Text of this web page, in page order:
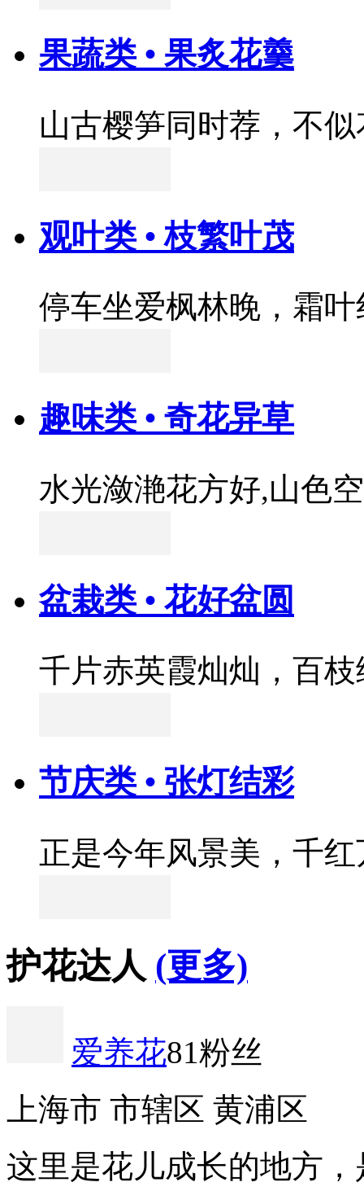
果蔬类 • 果炙花羹
山古樱笋同时荐，不
观叶类 • 枝繁叶茂
停车坐爱枫林晚，霜
趣味类 • 奇花异草
水光潋滟花方好,山色
盆栽类 • 花好盆圆
千片赤英霞灿灿，百
节庆类 • 张灯结彩
正是今年风景美，千
护花达人 (更多)
爱养花81粉丝
上海市 市辖区 黄浦区
这里是花儿成长的地方